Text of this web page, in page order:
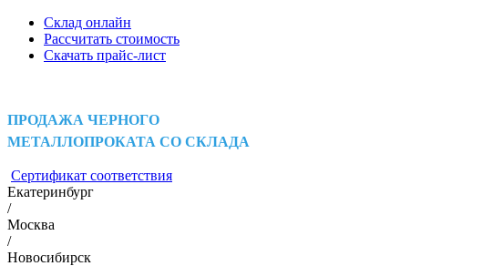
Склад онлайн
Рассчитать стоимость
Скачать прайс-лист
ПРОДАЖА ЧЕРНОГО
МЕТАЛЛОПРОКАТА СО СКЛАДА
Сертификат соответствия
Екатеринбург
/
Москва
/
Новосибирск